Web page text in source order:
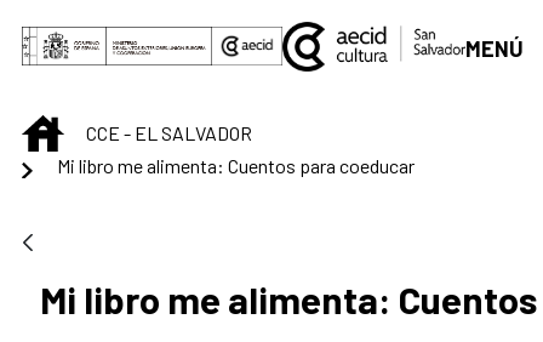
Skip to Main Content
MENÚ
INICIOCCE - EL SALVADOR
Mi libro me alimenta: Cuentos para coeducar
Mi libro me alimenta: